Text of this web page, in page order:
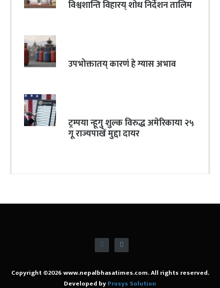
विश्वशान्ति विहारय् शोध निर्देशन तालिम
उपभोक्तातय् कारणं हे ग्यास अभाव
ट्रम्पया न्हूगु शुल्क विरुद्ध अमेरिकाया २५
गू राज्यपाखें मुद्दा दायर
Copyright ©2026 www.nepalbhasatimes.com. All rights reserved.
Developed byProsys Solution